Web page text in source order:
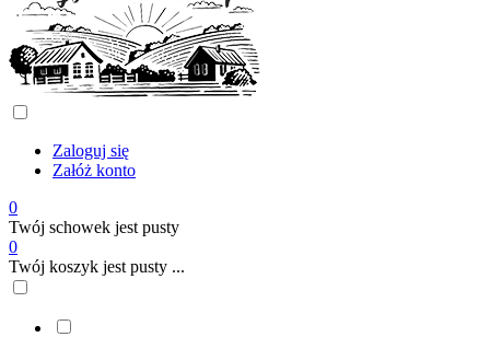
Zaloguj się
Załóż konto
0
Twój schowek jest pusty
0
Twój koszyk jest pusty ...